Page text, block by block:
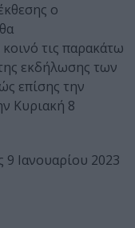
ο
τις παρακάτω
εκδήλωσης των
επίσης την
Κυριακή 8
9 Ιανουαρίου 2023